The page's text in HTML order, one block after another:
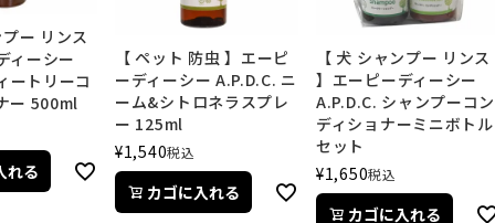
ー リンス
ィーシー
ートリーコ
ー 500ml
れる
【 ペット 防虫 】エーピ
ーディーシー A.P.D.C. ニ
ーム&シトロネラスプレ
ー 125ml
¥1,540税込
カゴに入れる
【 犬 シャンプー リンス
】エーピーディーシー
A.P.D.C. シャンプーコン
ディショナーミニボトル
セット
¥1,650税込
カゴに入れる